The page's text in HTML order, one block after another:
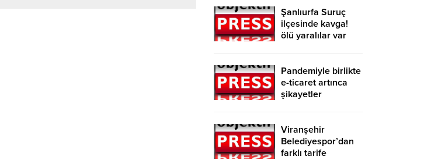
Şanlıurfa Suruç
ilçesinde kavga!
ölü yaralılar var
Pandemiyle birlikte
e-ticaret artınca
şikayetler
Viranşehir
Belediyespor’dan
farklı tarife